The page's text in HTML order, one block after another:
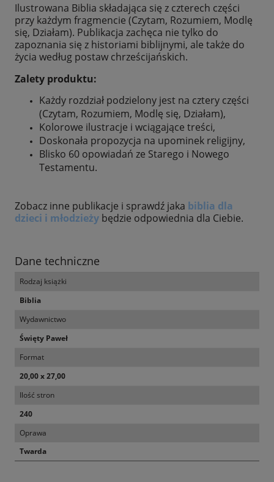
Ilustrowana Biblia składająca się z czterech części
przy każdym fragmencie (Czytam, Rozumiem, Modlę
się, Działam). Publikacja zachęca nie tylko do
zapoznania się z historiami biblijnymi, ale także do
życia według postaw chrześcijańskich.
Zalety produktu:
Każdy rozdział podzielony jest na cztery części
(Czytam, Rozumiem, Modlę się, Działam),
Kolorowe ilustracje i wciągające treści,
Doskonała propozycja na upominek religijny,
Blisko 60 opowiadań ze Starego i Nowego
Testamentu.
Zobacz inne publikacje i sprawdź jaka biblia dla
dzieci i młodzieży będzie odpowiednia dla Ciebie.
Dane techniczne
Rodzaj książki
Biblia
Wydawnictwo
Święty Paweł
Format
20,00 x 27,00
Ilość stron
240
Oprawa
Twarda